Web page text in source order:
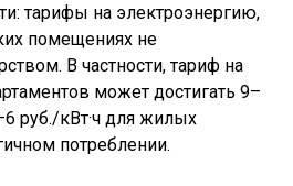
тарифы на электроэнергию,
помещениях не
В частности, тариф на
может достигать 9–
руб./кВт·ч для жилых
потреблении.